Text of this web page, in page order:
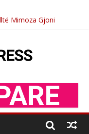
Mimoza Gjoni
i çeshtjës kombëtare